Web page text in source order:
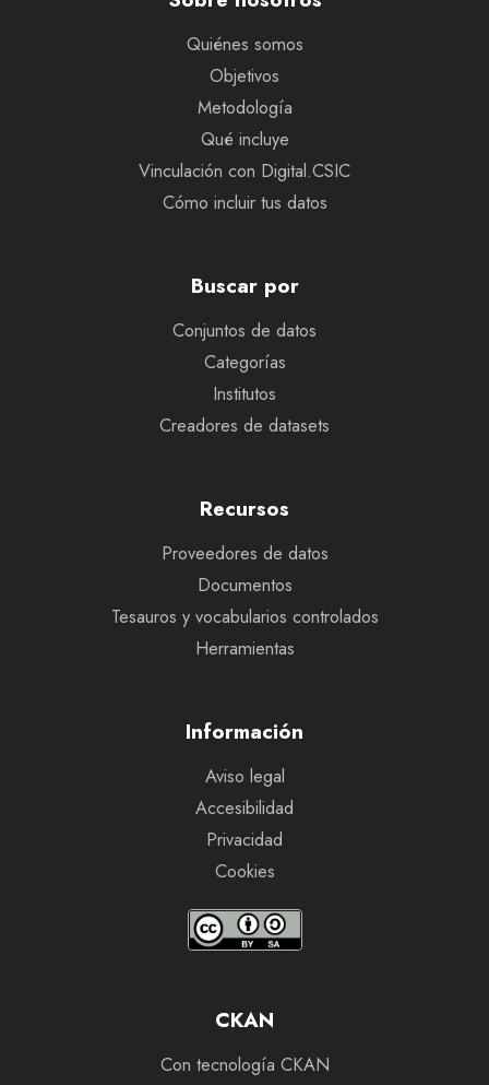
Quiénes somos
Objetivos
Metodología
Qué incluye
Vinculación con Digital.CSIC
Cómo incluir tus datos
Buscar por
Conjuntos de datos
Categorías
Institutos
Creadores de datasets
Recursos
Proveedores de datos
Documentos
Tesauros y vocabularios controlados
Herramientas
Información
Aviso legal
Accesibilidad
Privacidad
Cookies
CKAN
Con tecnología CKAN